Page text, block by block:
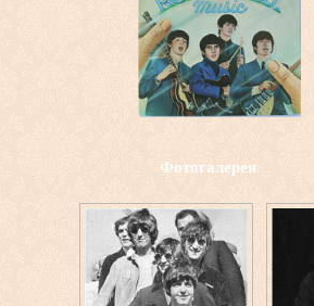
Фотогалерея